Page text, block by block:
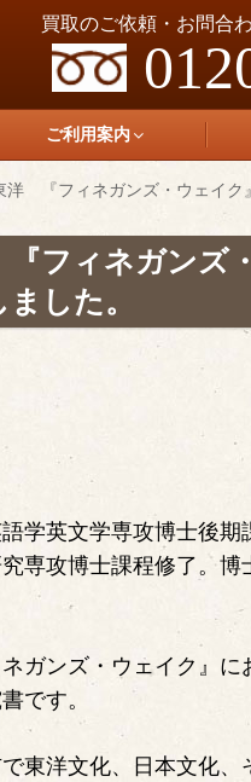
買取のご依頼・お問合
ご利用案内
洋 『フィネガンズ・ウェイク
フィネガンズ
した。
学英文学専攻博士後期
専攻博士課程修了。博
ガンズ・ウェイク』に
です。
東洋文化、日本文化、